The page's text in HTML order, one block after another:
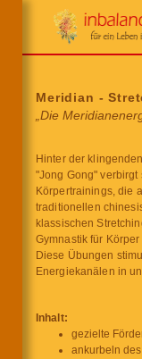
Meridian -
„Die
Hinter der
"Jong Gong"
Körpertrainings, die
traditionellen
klassischen
Gymnastik für
Diese Übungen
Energiekanälen in
Inhalt:
gezielte
ankurbeln